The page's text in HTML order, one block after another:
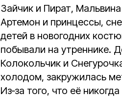
Зайчик и Пират,
Артемон и принцессы,
детей в новогодних
побывали на утреннике.
Колокольчик и
холодом, закружилась
Из‑за того, что её